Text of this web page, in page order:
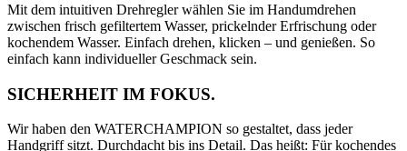
Mit dem intuitiven Drehregler wählen Sie im Handumdrehen
zwischen frisch gefiltertem Wasser, prickelnder Erfrischung oder
kochendem Wasser. Einfach drehen, klicken – und genießen. So
einfach kann individueller Geschmack sein.
SICHERHEIT IM FOKUS.
Wir haben den WATERCHAMPION so gestaltet, dass jeder
Handgriff sitzt. Durchdacht bis ins Detail. Das heißt: Für kochendes